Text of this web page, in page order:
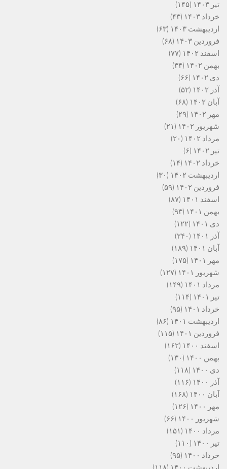
تیر ۱۴۰۳
(۱۴۵)
خرداد ۱۴۰۳
(۴۳)
اردیبهشت ۱۴۰۳
(۶۳)
فروردین ۱۴۰۳
(۶۸)
اسفند ۱۴۰۲
(۷۷)
بهمن ۱۴۰۲
(۳۴)
دی ۱۴۰۲
(۶۶)
آذر ۱۴۰۲
(۵۲)
آبان ۱۴۰۲
(۶۸)
مهر ۱۴۰۲
(۲۹)
شهریور ۱۴۰۲
(۲۱)
مرداد ۱۴۰۲
(۲۰)
تیر ۱۴۰۲
(۶)
خرداد ۱۴۰۲
(۱۴)
اردیبهشت ۱۴۰۲
(۳۰)
فروردین ۱۴۰۲
(۵۹)
اسفند ۱۴۰۱
(۸۷)
بهمن ۱۴۰۱
(۹۳)
دی ۱۴۰۱
(۱۲۲)
آذر ۱۴۰۱
(۲۴۰)
آبان ۱۴۰۱
(۱۸۹)
مهر ۱۴۰۱
(۱۷۵)
شهریور ۱۴۰۱
(۱۲۷)
مرداد ۱۴۰۱
(۱۴۹)
تیر ۱۴۰۱
(۱۱۴)
خرداد ۱۴۰۱
(۹۵)
اردیبهشت ۱۴۰۱
(۸۶)
فروردین ۱۴۰۱
(۱۱۵)
اسفند ۱۴۰۰
(۱۶۲)
بهمن ۱۴۰۰
(۱۳۰)
دی ۱۴۰۰
(۱۱۸)
آذر ۱۴۰۰
(۱۱۶)
آبان ۱۴۰۰
(۱۶۸)
مهر ۱۴۰۰
(۱۲۶)
شهریور ۱۴۰۰
(۶۶)
مرداد ۱۴۰۰
(۱۵۱)
تیر ۱۴۰۰
(۱۱۰)
خرداد ۱۴۰۰
(۹۵)